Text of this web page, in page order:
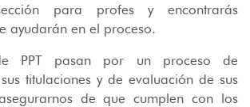
para profes y encontrarás
ayudarán en el proceso.
PPT pasan por un proceso de
titulaciones y de evaluación de sus
de que cumplen con los